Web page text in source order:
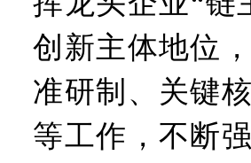
创新主体地位
准研制、关键
等工作，不断